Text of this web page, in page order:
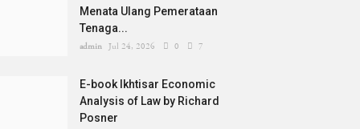
Menata Ulang Pemerataan
Tenaga...
admin Jul 24, 2026 0 7
E-book Ikhtisar Economic
Analysis of Law by Richard
Posner